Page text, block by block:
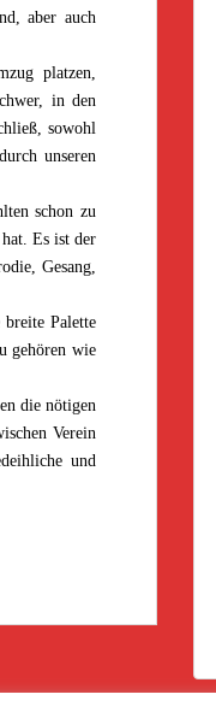
aber auch
platzen,
in den
sowohl
unseren
schon zu
Es ist der
Gesang,
Palette
gehören wie
die nötigen
Verein
und